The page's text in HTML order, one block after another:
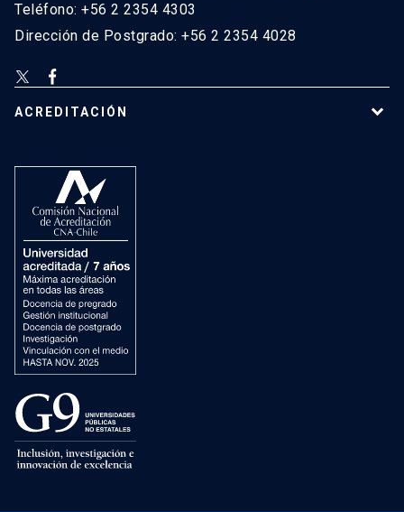
Teléfono: +56 2 2354 4303
Dirección de Postgrado: +56 2 2354 4028
ACREDITACIÓN